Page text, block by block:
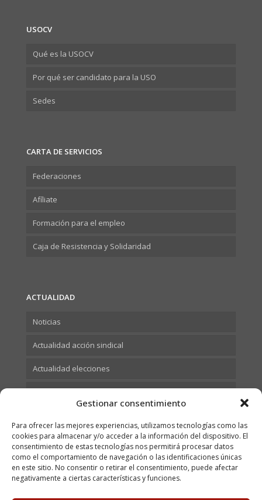
Gestionar consentimiento
Para ofrecer las mejores experiencias, utilizamos tecnologías como las
cookies para almacenar y/o acceder a la información del dispositivo. El
consentimiento de estas tecnologías nos permitirá procesar datos
como el comportamiento de navegación o las identificaciones únicas
en este sitio. No consentir o retirar el consentimiento, puede afectar
negativamente a ciertas características y funciones.
USOCV
Qué es la USOCV
Por qué ser candidato para la USO
Sedes
CARTA DE SERVICIOS
Federaciones
Afíliate
Formación para el empleo
Caja de Resistencia y Solidaridad
ACTUALIDAD
Noticias
Actualidad acción sindical
Actualidad elecciones
Actualidad Formación